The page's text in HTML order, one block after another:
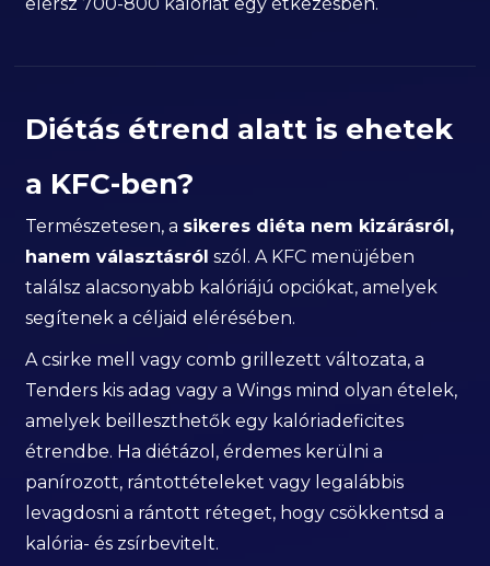
Diétás étrend alatt is ehetek
a KFC-ben?
Természetesen, a sikeres diéta nem kizárásról,
hanem választásról szól. A KFC menüjében
találsz alacsonyabb kalóriájú opciókat, amelyek
segítenek a céljaid elérésében.
A csirke mell vagy comb grillezett változata, a
Tenders kis adag vagy a Wings mind olyan ételek,
amelyek beilleszthetők egy kalóriadeficites
étrendbe. Ha diétázol, érdemes kerülni a
panírozott, rántottételeket vagy legalábbis
levagdosni a rántott réteget, hogy csökkentsd a
kalória- és zsírbevitelt.